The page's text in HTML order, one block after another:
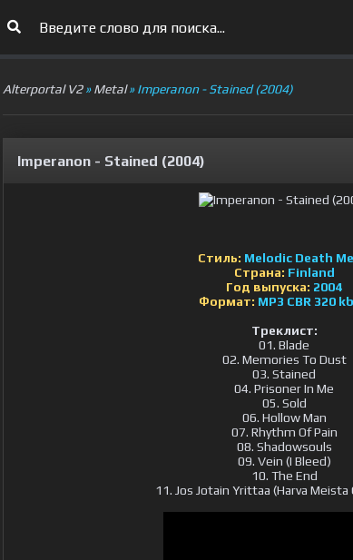
Alterportal V2»Metal» Imperanon - Stained (2004)
Imperanon - Stained (2004)
Стиль: Melodic Death
Страна: Finland
Год выпуска: 2004
Формат: MP3 CBR 320
Треклист:
01. Blade
02. Memories To Dust
03. Stained
04. Prisoner In Me
05. Sold
06. Hollow Man
07. Rhythm Of Pain
08. Shadowsouls
09. Vein (I Bleed)
10. The End
11. Jos Jotain Yrittaa (Harva Meista